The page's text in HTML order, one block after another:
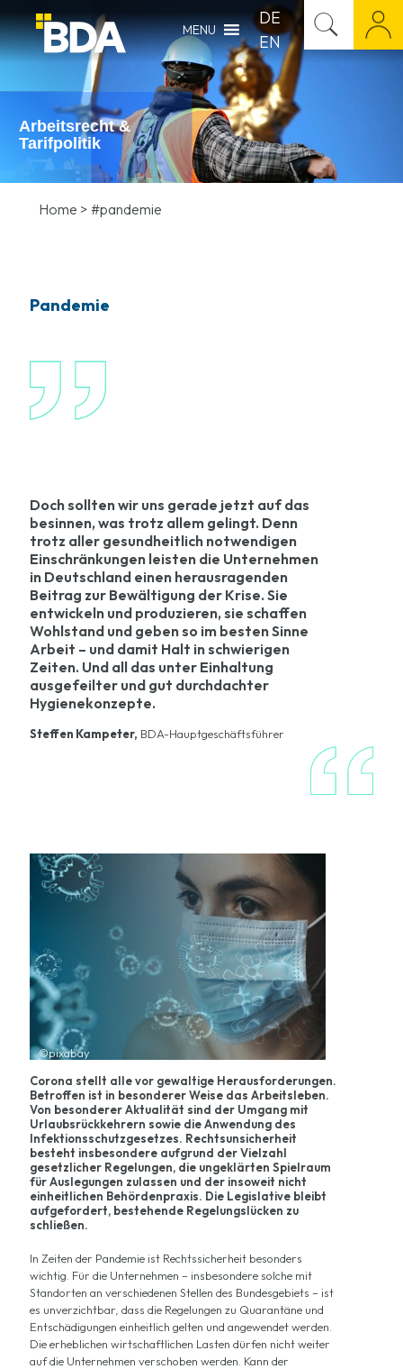
MENU
DE
EN
Arbeitsrecht &
Tarifpolitik
Home > #pandemie
Pandemie
Doch sollten wir uns gerade jetzt auf das
besinnen, was trotz allem gelingt. Denn
trotz aller gesundheitlich notwendigen
Einschränkungen leisten die Unternehmen
in Deutschland einen herausragenden
Beitrag zur Bewältigung der Krise. Sie
entwickeln und produzieren, sie schaffen
Wohlstand und geben so im besten Sinne
Arbeit – und damit Halt in schwierigen
Zeiten. Und all das unter Einhaltung
ausgefeilter und gut durchdachter
Hygienekonzepte.
Steffen Kampeter, BDA-Hauptgeschäftsführer
©pixabay
Corona stellt alle vor gewaltige Herausforderungen.
Betroffen ist in besonderer Weise das Arbeitsleben.
Von besonderer Aktualität sind der Umgang mit
Urlaubsrückkehrern sowie die Anwendung des
Infektionsschutzgesetzes. Rechtsunsicherheit
besteht insbesondere aufgrund der Vielzahl
gesetzlicher Regelungen, die ungeklärten Spielraum
für Auslegungen zulassen und der insoweit nicht
einheitlichen Behördenpraxis. Die Legislative bleibt
aufgefordert, bestehende Regelungslücken zu
schließen.
In Zeiten der Pandemie ist Rechtssicherheit besonders
wichtig. Für die Unternehmen – insbesondere solche mit
Standorten an verschiedenen Stellen des Bundesgebiets – ist
es unverzichtbar, dass die Regelungen zu Quarantäne und
Entschädigungen einheitlich gelten und angewendet werden.
Die erheblichen wirtschaftlichen Lasten dürfen nicht weiter
auf die Unternehmen verschoben werden. Kann der